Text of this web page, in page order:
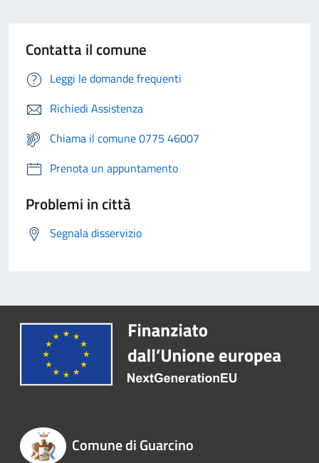
Contatta il comune
Leggi le domande frequenti
Richiedi Assistenza
Chiama il comune 0775 46007
Prenota un appuntamento
Problemi in città
Segnala disservizio
Comune di Guarcino